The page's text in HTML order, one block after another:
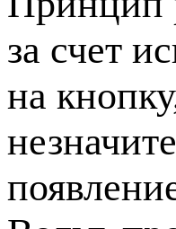
за счет
на